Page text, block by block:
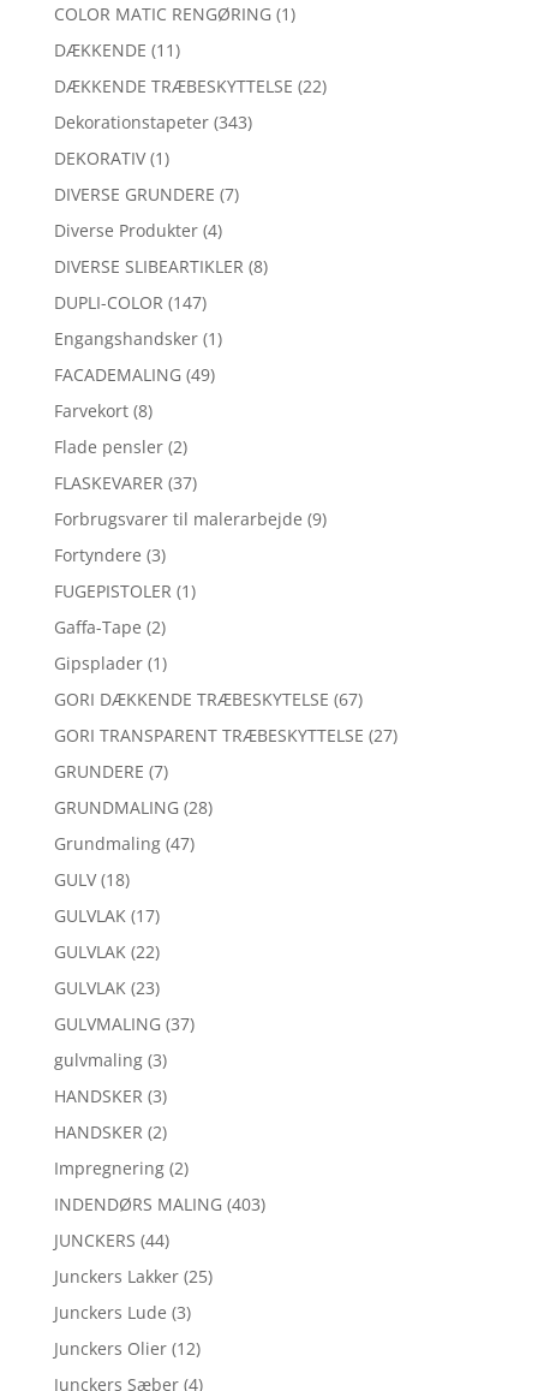
COLOR MATIC RENGØRING (1)
DÆKKENDE (11)
DÆKKENDE TRÆBESKYTTELSE (22)
Dekorationstapeter (343)
DEKORATIV (1)
DIVERSE GRUNDERE (7)
Diverse Produkter (4)
DIVERSE SLIBEARTIKLER (8)
DUPLI-COLOR (147)
Engangshandsker (1)
FACADEMALING (49)
Farvekort (8)
Flade pensler (2)
FLASKEVARER (37)
Forbrugsvarer til malerarbejde (9)
Fortyndere (3)
FUGEPISTOLER (1)
Gaffa-Tape (2)
Gipsplader (1)
GORI DÆKKENDE TRÆBESKYTELSE (67)
GORI TRANSPARENT TRÆBESKYTTELSE (27)
GRUNDERE (7)
GRUNDMALING (28)
Grundmaling (47)
GULV (18)
GULVLAK (17)
GULVLAK (22)
GULVLAK (23)
GULVMALING (37)
gulvmaling (3)
HANDSKER (3)
HANDSKER (2)
Impregnering (2)
INDENDØRS MALING (403)
JUNCKERS (44)
Junckers Lakker (25)
Junckers Lude (3)
Junckers Olier (12)
Junckers Sæber (4)